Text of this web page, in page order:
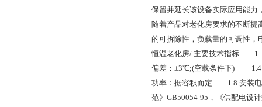
保留并延长该设备实际应用能
随着产品对老化房要求的不断
的可拆除性，负载量的可调性
恒温老化房/ 主要技术指标
偏差：±3℃;(空载条件下)
功率：据容积而定 1.8 安装
范》GB50054-95，《供配电设